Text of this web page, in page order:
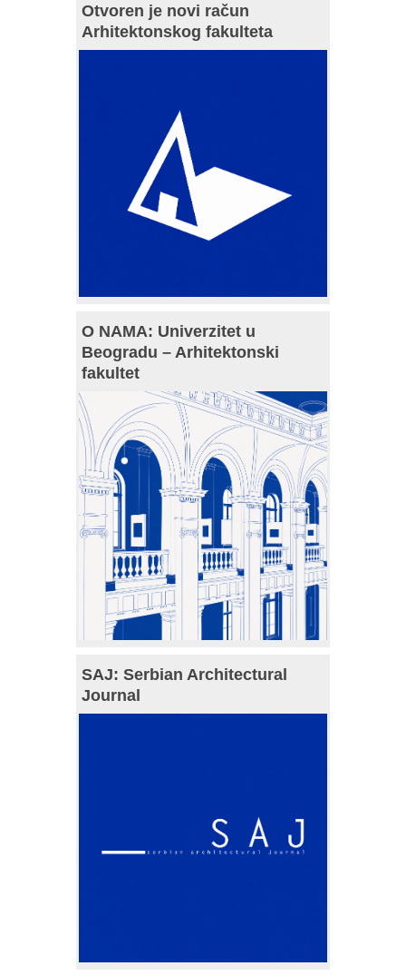
Otvoren je novi račun
Arhitektonskog fakulteta
O NAMA: Univerzitet u
Beogradu – Arhitektonski
fakultet
SAJ: Serbian Architectural
Journal